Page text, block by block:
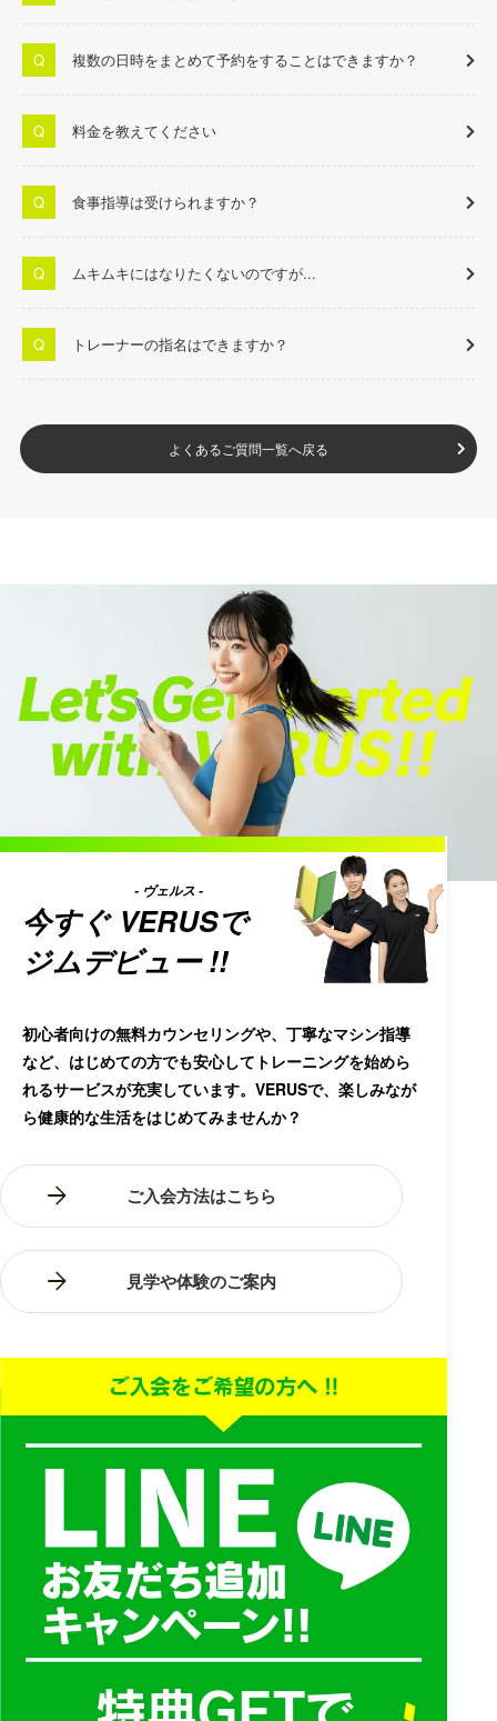
複数の日時をまとめて予約をすることはできますか？
料金を教えてください
食事指導は受けられますか？
ムキムキにはなりたくないのですが...
トレーナーの指名はできますか？
よくあるご質問一覧へ戻る
今すぐ VERUS
- ヴェルス -
で
ジムデビュー !!
初心者向けの無料カウンセリングや、丁寧なマシン指導
など、はじめての方でも安心してトレーニングを始めら
れるサービスが充実しています。VERUSで、楽しみなが
ら健康的な生活をはじめてみませんか？
ご入会方法はこちら
見学や体験のご案内